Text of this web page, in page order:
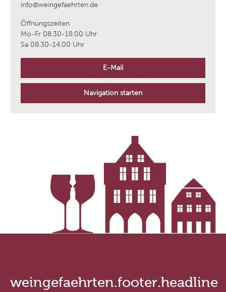
info@weingefaehrten.de
Öffnungszeiten
Mo-Fr 08.30-18.00 Uhr
Sa 08.30-14.00 Uhr
E-Mail
Navigation starten
weingefaehrten.footer.headline